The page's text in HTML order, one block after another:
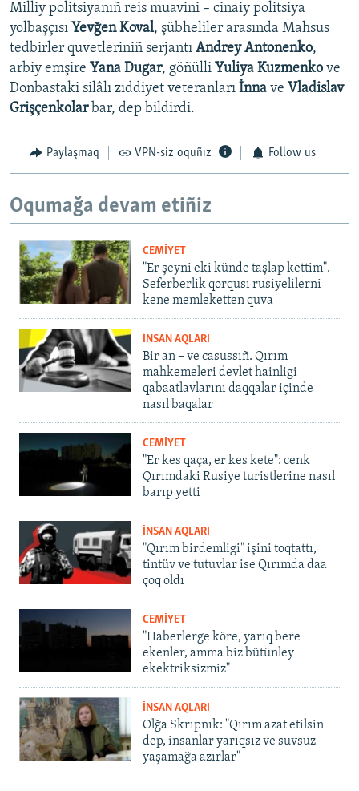
Milliy politsiyanıñ reis muavini – cinaiy politsiya
yolbaşçısı Yevğen Koval, şübheliler arasında Mahsus
tedbirler quvetleriniñ serjantı Andrey Antonenko,
arbiy emşire Yana Dugar, göñülli Yuliya Kuzmenko ve
Donbastaki silâlı zıddiyet veteranları İnna ve Vladislav
Grişçenkolarbar, dep bildirdi.
Paylaşmaq VPN-siz oquñız Follow us
Oqumağa devam etiñiz
CEMİYET
"Er şeyni eki künde taşlap kettim".
Seferberlik qorqusı rusiyelilerni
kene memleketten quva
İNSAN AQLARI
Bir an – ve casussıñ. Qırım
mahkemeleri devlet hainligi
qabaatlavlarını daqqalar içinde
nasıl baqalar
CEMİYET
"Er kes qaça, er kes kete": cenk
Qırımdaki Rusiye turistlerine nasıl
barıp yetti
İNSAN AQLARI
"Qırım birdemligi" işini toqtattı,
tintüv ve tutuvlar ise Qırımda daa
çoq oldı
CEMİYET
"Haberlerge köre, yarıq bere
ekenler, amma biz bütünley
ekektriksizmiz"
İNSAN AQLARI
Olğa Skrıpnık: "Qırım azat etilsin
dep, insanlar yarıqsız ve suvsuz
yaşamağa azırlar"